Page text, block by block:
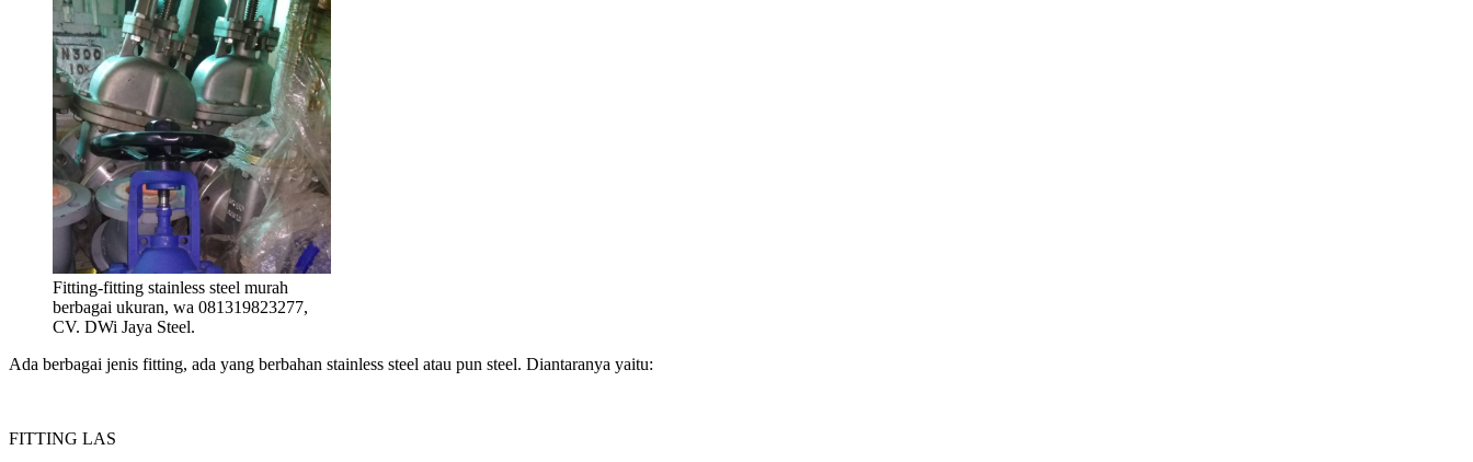
Fitting-fitting stainless steel murah
berbagai ukuran, wa 081319823277,
CV. DWi Jaya Steel.
Ada berbagai jenis fitting, ada yang berbahan stainless steel atau pun steel. Diantaranya yaitu:
FITTING LAS